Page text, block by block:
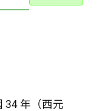
年（西元